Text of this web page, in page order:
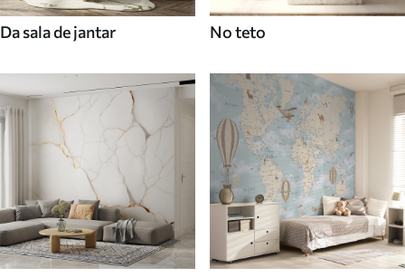
Da sala de jantar No teto